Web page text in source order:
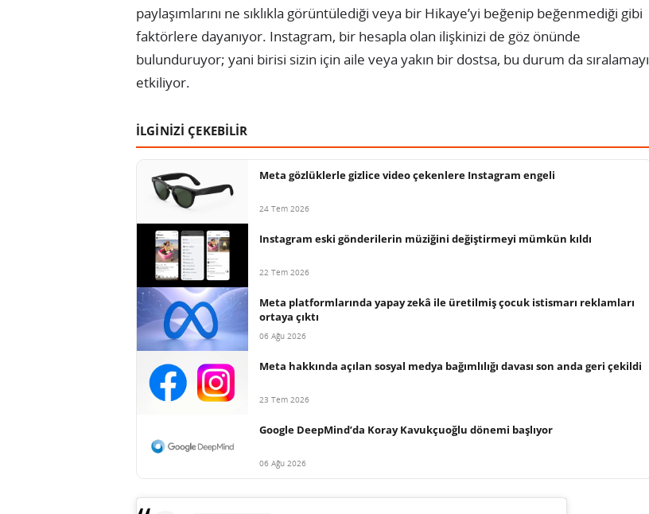
paylaşımlarını ne sıklıkla görüntülediği veya bir Hikaye’yi beğenip beğenmediği gibi
faktörlere dayanıyor. Instagram, bir hesapla olan ilişkinizi de göz önünde
bulunduruyor; yani birisi sizin için aile veya yakın bir dostsa, bu durum da sıralamayı
etkiliyor.
İLGİNİZİ ÇEKEBİLİR
Meta gözlüklerle gizlice video çekenlere Instagram engeli
24 Tem 2026
Instagram eski gönderilerin müziğini değiştirmeyi mümkün kıldı
22 Tem 2026
Meta platformlarında yapay zekâ ile üretilmiş çocuk istismarı reklamları
ortaya çıktı
06 Ağu 2026
Meta hakkında açılan sosyal medya bağımlılığı davası son anda geri çekildi
23 Tem 2026
Google DeepMind’da Koray Kavukçuoğlu dönemi başlıyor
06 Ağu 2026